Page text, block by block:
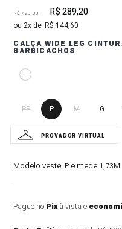
R$ 723,00 R$ 289,20
2 R$ 144,60
CALÇA WIDE LEG
BARBICACHOS
PP P M G
Modelo veste: P e mede 1,73M
Pague no Pixà vista e